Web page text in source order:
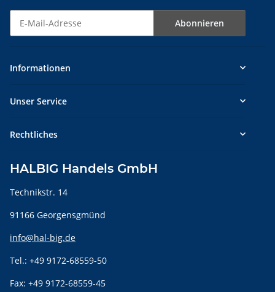
Abonnieren
Informationen
Unser Service
Rechtliches
HALBIG Handels GmbH
Technikstr. 14
91166 Georgensgmünd
info@hal-big.de
Tel.: +49 9172-68559-50
Fax: +49 9172-68559-45